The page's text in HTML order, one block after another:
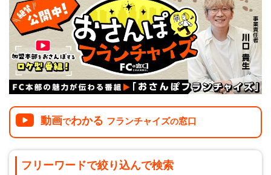
サービス業
無店舗系
小売業
介護・福祉業
美容・健康業
海外FC本部
インターン独立・社員募集
301万円～500万円
501万円～1000万円
1001万円以上
東北
甲信越・北陸
関東
東海
近畿
四国
中国
総合ランキング
介護
塾
飲食
リペアクリーニング
夫婦で開業
説明会
イベント
お役立ち情報コラム
会員登録 ログイン
動画でわかる フランチャイズの窓口
フリーワードで絞り込んで検索